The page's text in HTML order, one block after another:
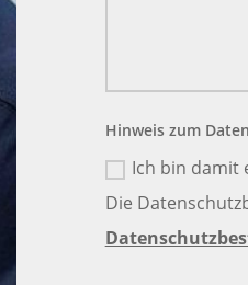
Hinweis zum
Ich bin damit
Die